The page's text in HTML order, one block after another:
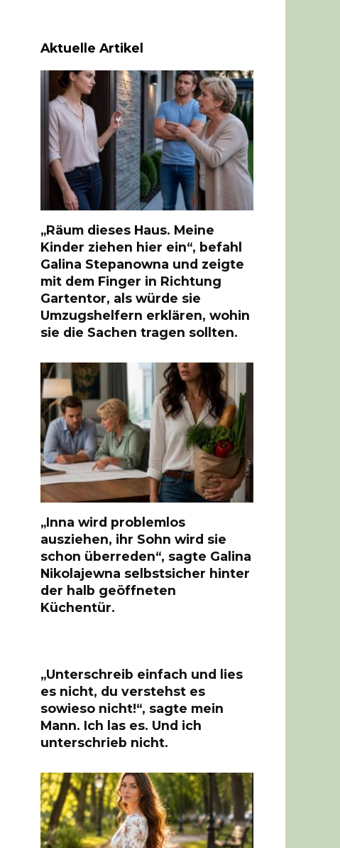
Aktuelle Artikel
„Räum dieses Haus. Meine
Kinder ziehen hier ein“, befahl
Galina Stepanowna und zeigte
mit dem Finger in Richtung
Gartentor, als würde sie
Umzugshelfern erklären, wohin
sie die Sachen tragen sollten.
„Inna wird problemlos
ausziehen, ihr Sohn wird sie
schon überreden“, sagte Galina
Nikolajewna selbstsicher hinter
der halb geöffneten
Küchentür.
„Unterschreib einfach und lies
es nicht, du verstehst es
sowieso nicht!“, sagte mein
Mann. Ich las es. Und ich
unterschrieb nicht.